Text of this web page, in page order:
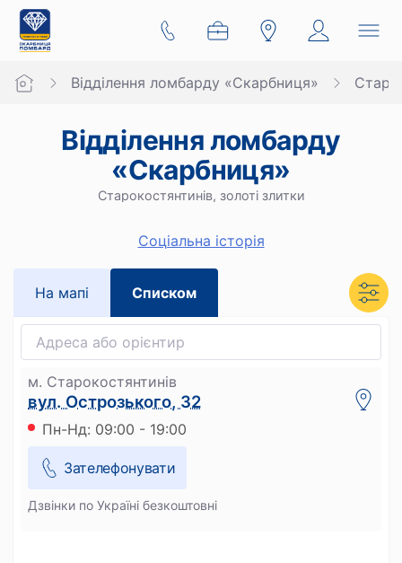
Відділення ломбарду «Скарбниця»
Відділення ломбарду
«Скарбниця»
Старокостянтинів, золоті злитки
Cоціальна історія
На мапi Списком
м. Старокостянтинів
вул. Острозького, 32
Пн-Нд: 09:00 - 19:00
Зателефонувати
Дзвінки по Україні безкоштовні